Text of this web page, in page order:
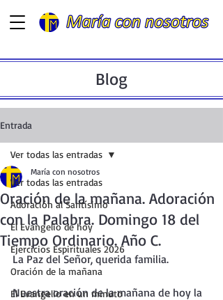
Blog
Entrada
Ver todas las entradas
Adoración al Santísimo
El Evangelio de hoy
Ejercicios Espirituales 2026
Oración de la mañana
El Evangelio en un minuto
Ver todas las entradas
Oración de la mañana. Adoración
con la Palabra. Domingo 18 del
Tiempo Ordinario. Año C.
María con nosotros
La Paz del Señor, querida familia.
Nuestra oración de la mañana de hoy la